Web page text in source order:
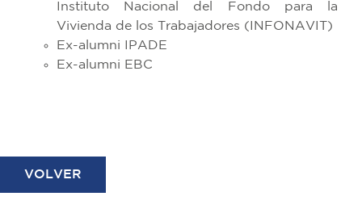
Instituto Nacional del Fondo para la
Vivienda de los Trabajadores (INFONAVIT)
Ex-alumni IPADE
Ex-alumni EBC
VOLVER